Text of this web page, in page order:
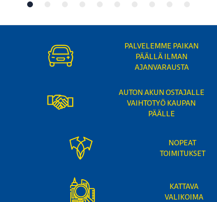
PALVELEMME PAIKAN
PÄÄLLÄ ILMAN
AJANVARAUSTA
AUTON AKUN OSTAJALLE
VAIHTOTYÖ KAUPAN
PÄÄLLE
NOPEAT
TOIMITUKSET
KATTAVA
VALIKOIMA